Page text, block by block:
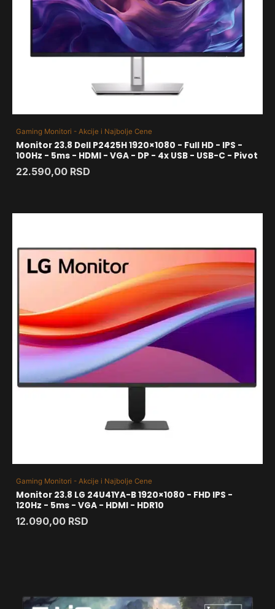
Gaming Monitori - Akcije i Najbolje Cene
Monitor 23.8 Dell P2425H 1920×1080 - Full HD - IPS -
100Hz - 5ms - HDMI - VGA - DP - 4x USB - USB-C - Pivot
22.590,00 RSD
Gaming Monitori - Akcije i Najbolje Cene
Monitor 23.8 LG 24U41YA-B 1920×1080 - FHD IPS -
120Hz - 5ms - VGA - HDMI - HDR10
12.090,00 RSD